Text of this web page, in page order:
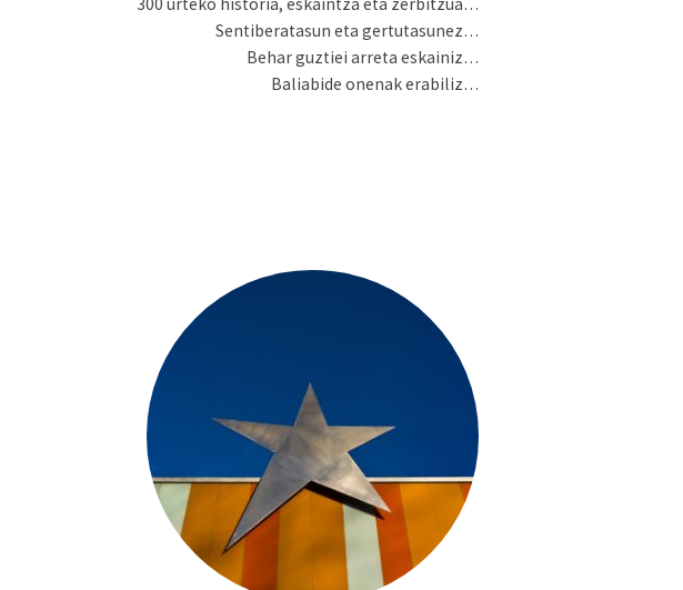
Sentiberatasun eta gertutasunez…
Behar guztiei arreta eskainiz…
Baliabide onenak erabiliz…